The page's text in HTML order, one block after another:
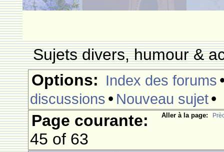
Sujets divers, humour &
Options: Index des forums
discussions • Nouveau sujet•
Aller à la page:
Page courante:
45 of 63